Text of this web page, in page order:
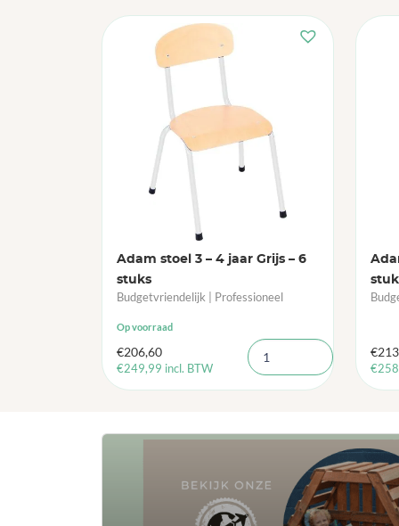
Adam stoel 3 – 4 jaar Grijs – 6
stuks
Budgetvriendelijk | Professioneel
Op voorraad
€206,60
€249,99 incl. BTW
€
€